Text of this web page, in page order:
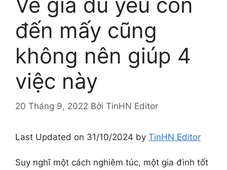
đến mấy cũng
không nên giúp 4
việc này
20 Tháng 9, 2022 Bởi TinHN Editor
Last Updated on 31/10/2024 by TinHN Editor
Suy nghĩ một cách nghiêm túc, một gia đình tốt